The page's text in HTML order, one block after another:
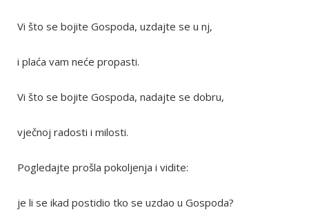
Vi što se bojite Gospoda, uzdajte se u nj,
i plaća vam neće propasti.
Vi što se bojite Gospoda, nadajte se dobru,
vječnoj radosti i milosti.
Pogledajte prošla pokoljenja i vidite:
je li se ikad postidio tko se uzdao u Gospoda?